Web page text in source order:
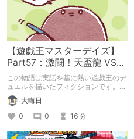
【遊戯王マスターデイズ】
Part57：激闘！天盃龍 VS
千年D【架空デュエル】
この物語は実話を基に熱い遊戯王のデ
ュエルを描いたフィクションです。
（自分用メモ：2025-05-14）
大晦日
0
0 16 分